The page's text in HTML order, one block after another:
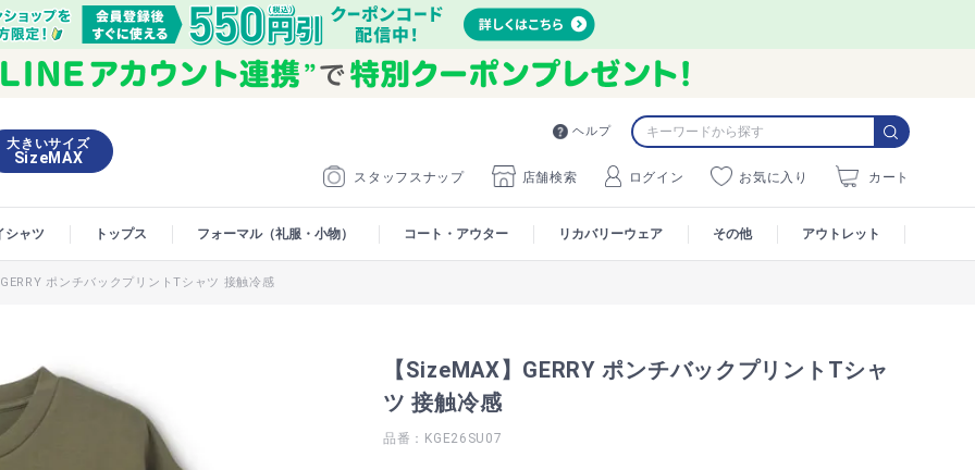
ヘルプ
スタッフスナップ 店舗検索 ログイン お気に入り カート
大きいサイズ
SizeMAX
シャツ トップス フォーマル（礼服・小物） コート・アウター リカバリーウェア その他 アウトレット
ポンチバックプリントTシャツ 接触冷感
【SizeMAX】GERRY ポンチバックプリントTシャ
ツ 接触冷感
品番：KGE26SU07